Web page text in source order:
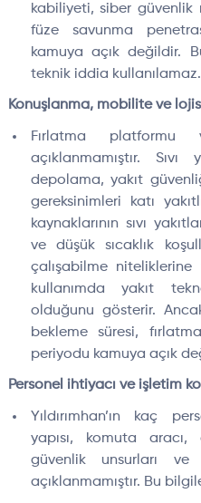
kabiliyeti, siber güvenlik
füze savunma
kamuya açık değildir.
teknik iddia kullanılamaz.
Konuşlanma, mobilite ve
Fırlatma platformu
açıklanmamıştır.
depolama, yakıt
gereksinimleri katı
kaynaklarının sıvı
ve düşük sıcaklık
çalışabilme niteliklerine
kullanımda yakıt
olduğunu gösterir.
bekleme süresi,
periyodu kamuya açık
Personel ihtiyacı ve işletim
Yıldırımhan’ın kaç
yapısı, komuta
güvenlik unsurları ve
açıklanmamıştır. Bu